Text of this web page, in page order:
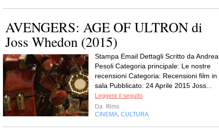
AVENGERS: AGE OF ULTRON di
Joss Whedon (2015)
Stampa Email Dettagli Scritto da Andrea
Pesoli Categoria principale: Le nostre
recensioni Categoria: Recensioni film in
sala Pubblicato: 24 Aprile 2015 Joss...
Leggere il seguito
Da
Ifilms
CINEMA, CULTURA